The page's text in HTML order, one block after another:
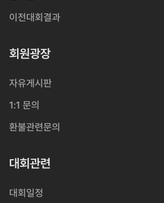
이전대회결과
회원광장
자유게시판
1:1 문의
환불관련문의
대회관련
대회일정